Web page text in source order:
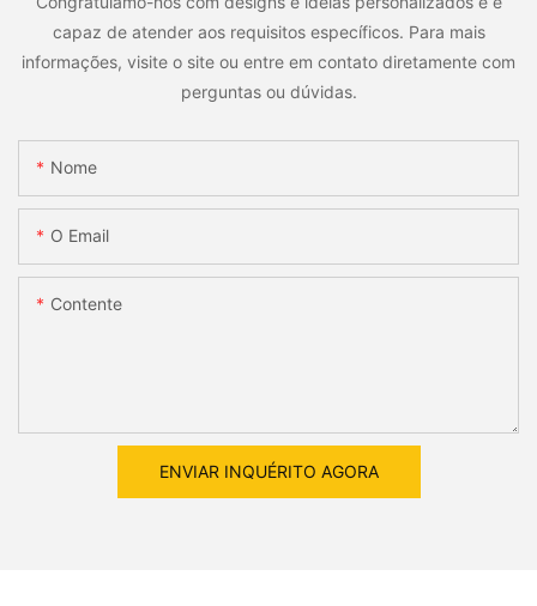
capaz de atender aos requisitos específicos. Para mais
informações, visite o site ou entre em contato diretamente com
perguntas ou dúvidas.
Nome
O Email
Contente
ENVIAR INQUÉRITO AGORA